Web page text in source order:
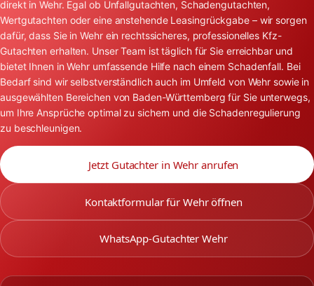
direkt in Wehr. Egal ob Unfallgutachten, Schadengutachten,
Wertgutachten oder eine anstehende Leasingrückgabe – wir sorgen
dafür, dass Sie in Wehr ein rechtssicheres, professionelles Kfz-
Gutachten erhalten. Unser Team ist täglich für Sie erreichbar und
bietet Ihnen in Wehr umfassende Hilfe nach einem Schadenfall. Bei
Bedarf sind wir selbstverständlich auch im Umfeld von Wehr sowie in
ausgewählten Bereichen von Baden-Württemberg für Sie unterwegs,
um Ihre Ansprüche optimal zu sichern und die Schadenregulierung
zu beschleunigen.
Jetzt Gutachter in Wehr anrufen
Kontaktformular für Wehr öffnen
WhatsApp-Gutachter Wehr